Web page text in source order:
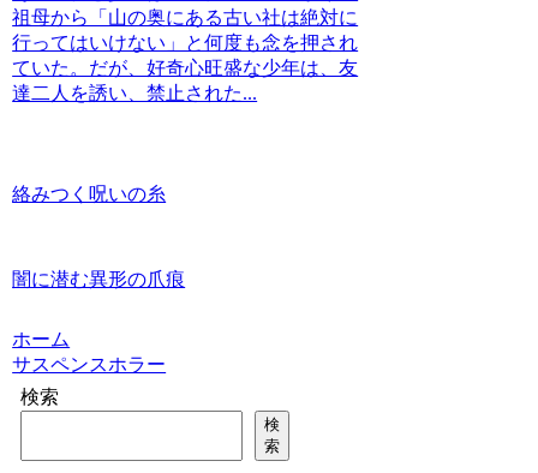
祖母から「山の奥にある古い社は絶対に
行ってはいけない」と何度も念を押され
ていた。だが、好奇心旺盛な少年は、友
達二人を誘い、禁止された...
絡みつく呪いの糸
闇に潜む異形の爪痕
ホーム
サスペンスホラー
検索
検
索